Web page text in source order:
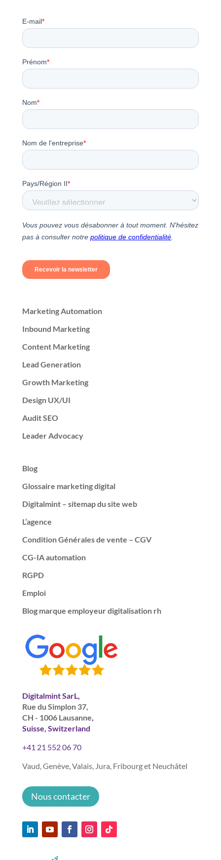
Marketing Automation
Inbound Marketing
Content Marketing
Lead Generation
Growth Marketing
Design UX/UI
Audit SEO
Leader Advocacy
Blog
Glossaire marketing digital
Digitalmint – sitemap du site web
L’agence
Condition Générales de vente – CGV
CG-IA automation
RGPD
Emploi
Blog marque employeur digitalisation rh
Digitalmint SarL,
Rue du Simplon 37,
CH - 1006 Lausanne,
Suisse, Switzerland
+41 21 552 06 70
Vaud, Genève, Valais, Jura, Fribourg et Neuchâtel
Nous contacter